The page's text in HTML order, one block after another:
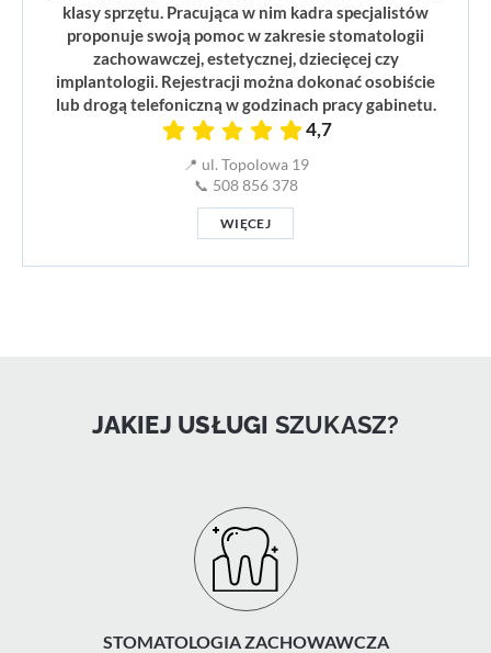
klasy sprzętu. Pracująca w nim kadra specjalistów
proponuje swoją pomoc w zakresie stomatologii
zachowawczej, estetycznej, dziecięcej czy
implantologii. Rejestracji można dokonać osobiście
lub drogą telefoniczną w godzinach pracy gabinetu.
4,7
📍 ul. Topolowa 19
📞 508 856 378
WIĘCEJ
JAKIEJ USŁUGI SZUKASZ?
STOMATOLOGIA ZACHOWAWCZA